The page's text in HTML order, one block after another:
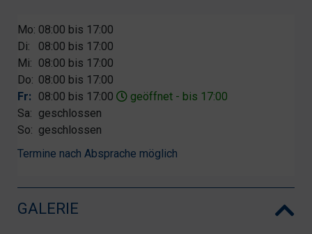
Mo: 08:00 bis 17:00
Di:
08:00 bis 17:00
Mi: 08:00 bis 17:00
Do: 08:00 bis 17:00
Fr:
08:00 bis 17:00
geöffnet - bis 17:00
Sa: geschlossen
So: geschlossen
Termine nach Absprache möglich
GALERIE